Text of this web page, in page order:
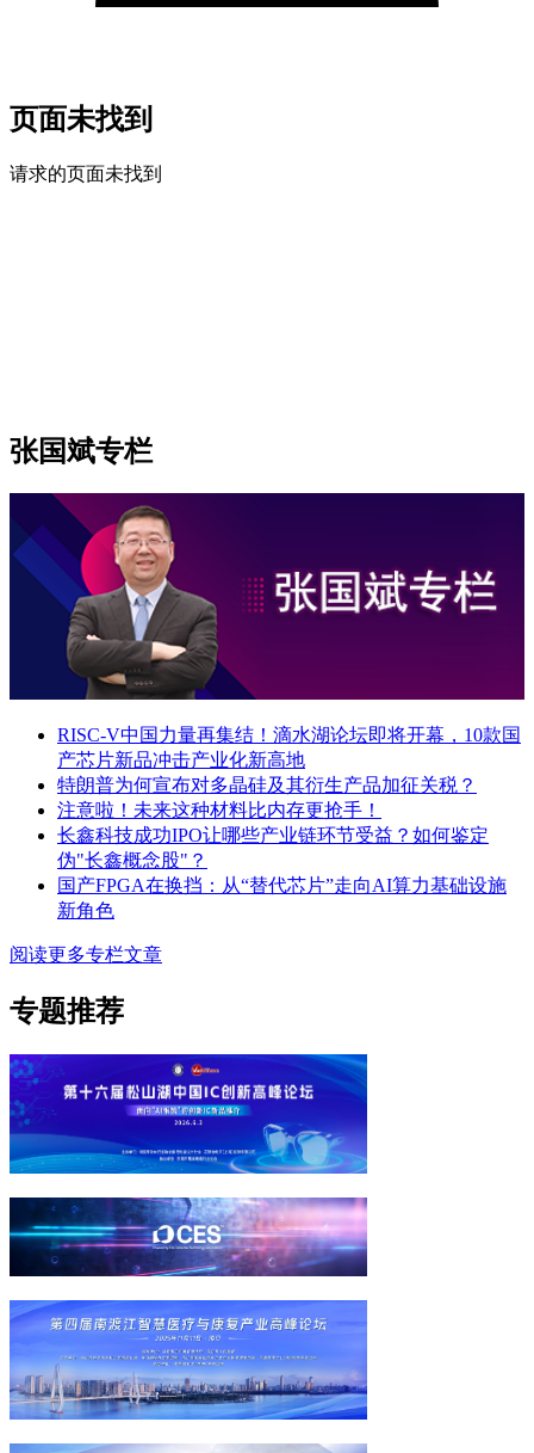
页面未找到
请求的页面未找到
张国斌专栏
RISC-V中国力量再集结！滴水湖论坛即将开幕，10款国
产芯片新品冲击产业化新高地
特朗普为何宣布对多晶硅及其衍生产品加征关税？
注意啦！未来这种材料比内存更抢手！
长鑫科技成功IPO让哪些产业链环节受益？如何鉴定
伪"长鑫概念股"？
国产FPGA在换挡：从“替代芯片”走向AI算力基础设施
新角色
阅读更多专栏文章
专题推荐